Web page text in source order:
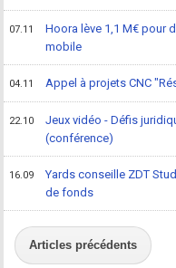
07.11
Hoora lève 1,1 M€ pour
mobile
04.11 Appel à projets CNC
22.10
Jeux vidéo - Défis
(conférence)
16.09
Yards conseille ZDT
de fonds
Articles précédents